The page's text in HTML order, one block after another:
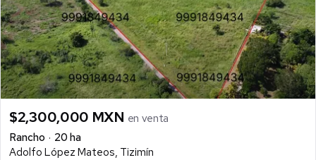
$2,300,000 MXN en venta
Rancho
20 ha
Adolfo López Mateos, Tizimín